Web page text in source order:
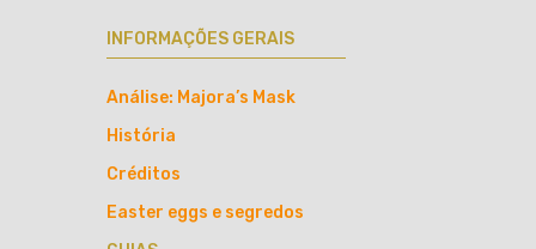
INFORMAÇÕES GERAIS
Análise: Majora’s Mask
História
Créditos
Easter eggs e segredos